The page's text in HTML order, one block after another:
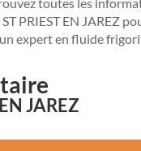
PRIEST EN JAREZ
expert en fluide
JAREZ